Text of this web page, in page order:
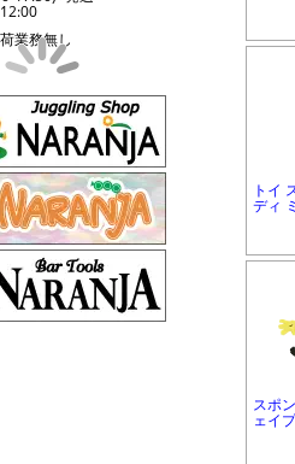
業務無し
トイ
ディ
スポ
ェイプ